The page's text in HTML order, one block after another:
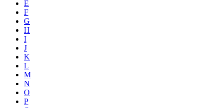
E
F
G
H
I
J
K
L
M
N
O
P